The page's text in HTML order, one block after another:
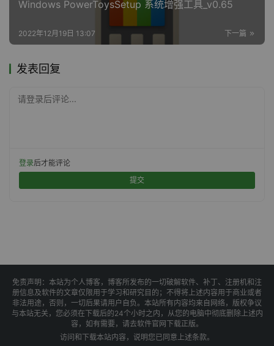
Windows PowerToysSetup 系统增强工具_v0.65
下一篇
2022年12月19日 13:07
发表回复
请登录后评论...
登录后才能评论
提交
免责声明：本站为个人博客，博客所发布的一切破解软件、补丁、注册机和注
册信息及软件的文章仅限用于学习和研究目的；不得将上述内容用于商业或者
非法用途，否则，一切后果请用户自负。本站所有内容均来自网络，版权争议
与本站无关，您必须在下载后的24个小时之内，从您的电脑中彻底删除上述内
容，如有需要，请去软件官网下载正版。
访问和下载本站内容，说明您已同意上述条款。